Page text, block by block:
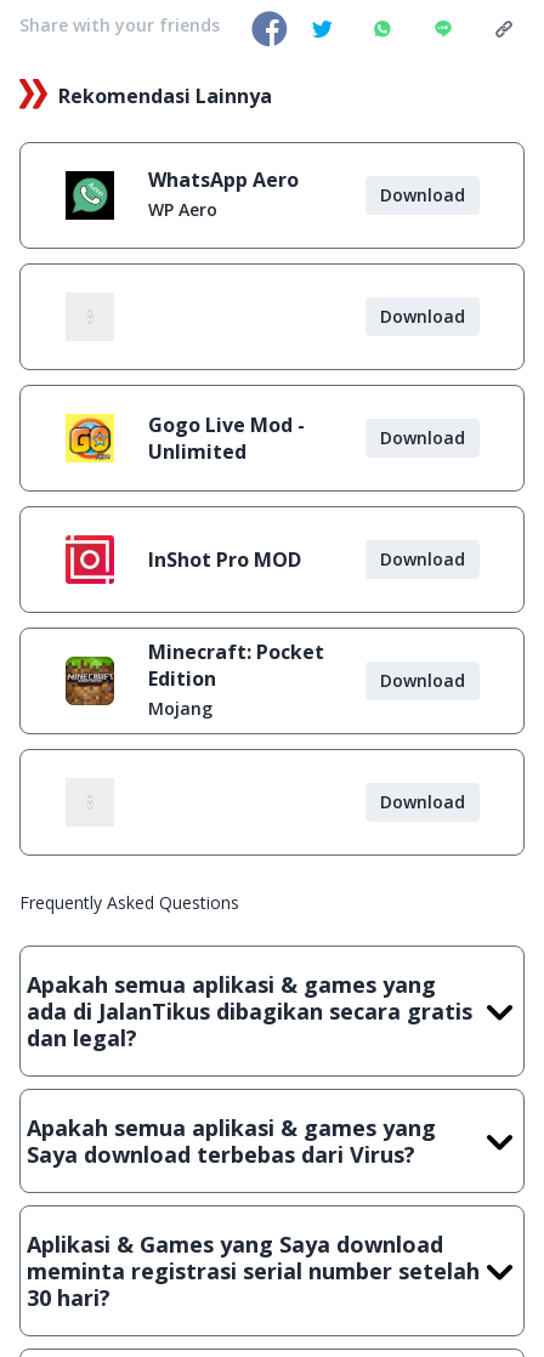
Share with your friends
Rekomendasi Lainnya
WhatsApp Aero
WP Aero
Download
Download
Gogo Live Mod -
Unlimited
Download
InShot Pro MOD Download
Minecraft: Pocket
Edition
Mojang
Download
Download
Frequently Asked Questions
Apakah semua aplikasi & games yang
ada di JalanTikus dibagikan secara gratis
dan legal?
Ya, JalanTikus hanya membagikan aplikasi & games yang
crack, patch atau semacamnya.
Apakah semua aplikasi & games yang
Saya download terbebas dari Virus?
Ya, JalanTikus selalu melakukan scanning dengan 3 jenis
suatu aplikasi atau games, sehingga bisa dijamin 100%
terbebas dari virus.
Aplikasi & Games yang Saya download
meminta registrasi serial number setelah
30 hari?
Meskipun dibagikan secara gratis, namun ada beberapa